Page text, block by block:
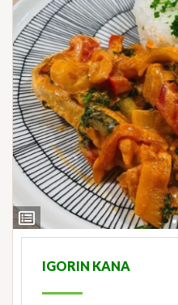
View
Ingredients
IGORIN KANA